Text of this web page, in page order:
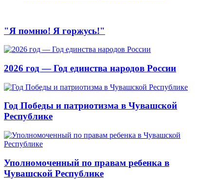
"Я помню! Я горжусь!"
2026 год — Год единства народов России
Год Победы и патриотизма в Чувашской
Республике
Уполномоченный по правам ребенка в
Чувашской Республике